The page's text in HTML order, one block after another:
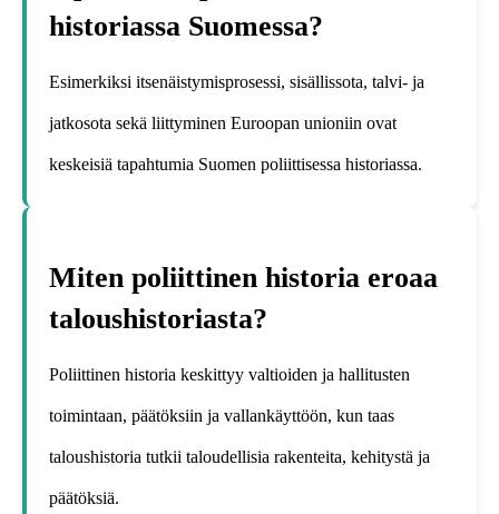
historiassa Suomessa?
Esimerkiksi itsenäistymisprosessi, sisällissota, talvi- ja
jatkosota sekä liittyminen Euroopan unioniin ovat
keskeisiä tapahtumia Suomen poliittisessa historiassa.
Miten poliittinen historia eroaa
taloushistoriasta?
Poliittinen historia keskittyy valtioiden ja hallitusten
toimintaan, päätöksiin ja vallankäyttöön, kun taas
taloushistoria tutkii taloudellisia rakenteita, kehitystä ja
päätöksiä.